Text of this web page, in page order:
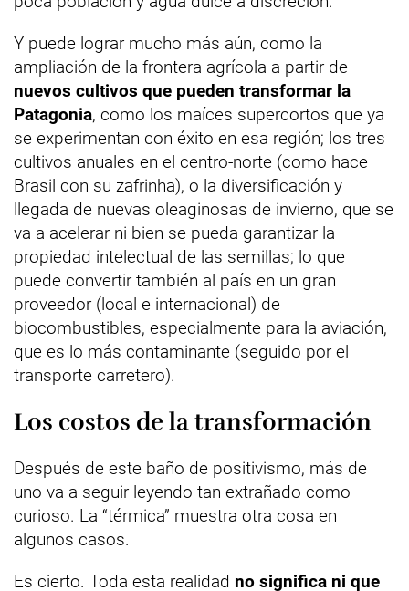
Y puede lograr mucho más aún, como la
ampliación de la frontera agrícola a partir de
nuevos cultivos que pueden transformar la
Patagonia, como los maíces supercortos que ya
se experimentan con éxito en esa región; los tres
cultivos anuales en el centro-norte (como hace
Brasil con su zafrinha), o la diversificación y
llegada de nuevas oleaginosas de invierno, que se
va a acelerar ni bien se pueda garantizar la
propiedad intelectual de las semillas; lo que
puede convertir también al país en un gran
proveedor (local e internacional) de
biocombustibles, especialmente para la aviación,
que es lo más contaminante (seguido por el
transporte carretero).
Los costos de la transformación
Después de este baño de positivismo, más de
uno va a seguir leyendo tan extrañado como
curioso. La “térmica” muestra otra cosa en
algunos casos.
Es cierto. Toda esta realidad no significa ni que